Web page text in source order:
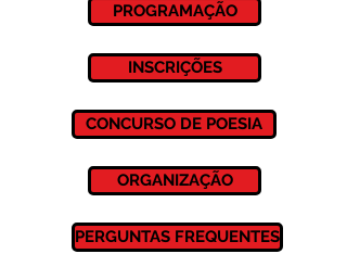
PROGRAMAÇÃO
INSCRIÇÕES
CONCURSO DE POESIA
ORGANIZAÇÃO
PERGUNTAS FREQUENTES